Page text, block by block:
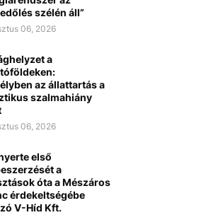
szélén áll”
06, 2026
a
az állattartás a
szalmahiány
06, 2026
első
a
óta a Mészáros
érdekeltségébe
V-Híd Kft.